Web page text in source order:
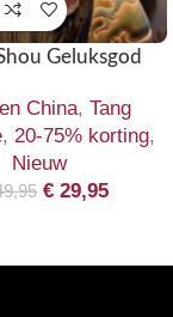
Geluksgod
China, Tang
, 20-75% korting,
Nieuw
€ 29,95